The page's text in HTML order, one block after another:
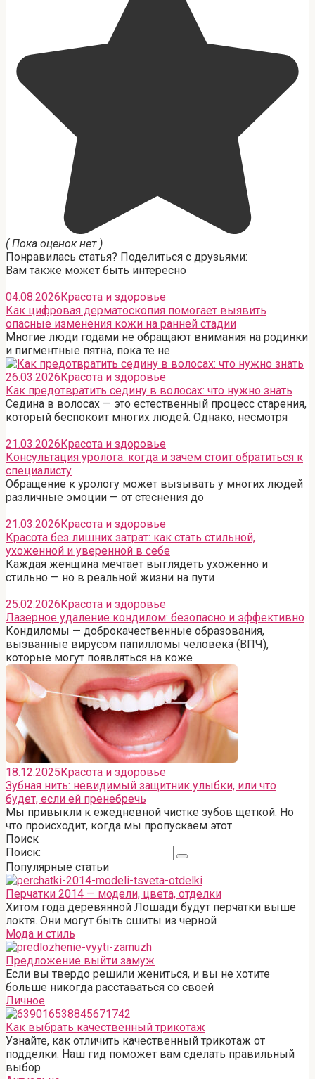
( Пока оценок нет )
Понравилась статья? Поделиться с друзьями:
Вам также может быть интересно
04.08.2026Красота и здоровье
Как цифровая дерматоскопия помогает выявить
опасные изменения кожи на ранней стадии
Многие люди годами не обращают внимания на родинки
и пигментные пятна, пока те не
26.03.2026Красота и здоровье
Как предотвратить седину в волосах: что нужно знать
Седина в волосах — это естественный процесс старения,
который беспокоит многих людей. Однако, несмотря
21.03.2026Красота и здоровье
Консультация уролога: когда и зачем стоит обратиться к
специалисту
Обращение к урологу может вызывать у многих людей
различные эмоции — от стеснения до
21.03.2026Красота и здоровье
Красота без лишних затрат: как стать стильной,
ухоженной и уверенной в себе
Каждая женщина мечтает выглядеть ухоженно и
стильно — но в реальной жизни на пути
25.02.2026Красота и здоровье
Лазерное удаление кондилом: безопасно и эффективно
Кондиломы — доброкачественные образования,
вызванные вирусом папилломы человека (ВПЧ),
которые могут появляться на коже
18.12.2025Красота и здоровье
Зубная нить: невидимый защитник улыбки, или что
будет, если ей пренебречь
Мы привыкли к ежедневной чистке зубов щеткой. Но
что происходит, когда мы пропускаем этот
Поиск
Поиск:
Популярные статьи
Перчатки 2014 — модели, цвета, отделки
Хитом года деревянной Лошади будут перчатки выше
локтя. Они могут быть сшиты из черной
Мода и стиль
Предложение выйти замуж
Если вы твердо решили жениться, и вы не хотите
больше никогда расставаться со своей
Личное
Как выбрать качественный трикотаж
Узнайте, как отличить качественный трикотаж от
подделки. Наш гид поможет вам сделать правильный
выбор